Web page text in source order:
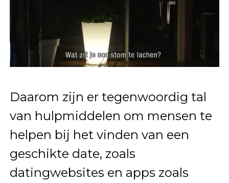
Daarom zijn er tegenwoordig tal
van hulpmiddelen om mensen te
helpen bij het vinden van een
geschikte date, zoals
datingwebsites en apps zoals